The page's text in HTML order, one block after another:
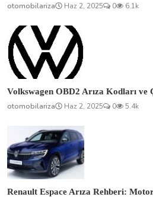
otomobilariza
Haz 2, 2025 0 6.1k
Volkswagen OBD2 Arıza Kodları
otomobilariza
Haz 2, 2025 0 5.4k
Renault Espace Arıza Rehberi: